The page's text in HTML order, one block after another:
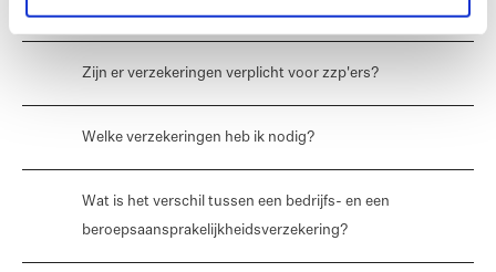
Zijn er verzekeringen verplicht voor zzp'ers?
Welke verzekeringen heb ik nodig?
Wat is het verschil tussen een bedrijfs- en een
beroepsaansprakelijkheidsverzekering?